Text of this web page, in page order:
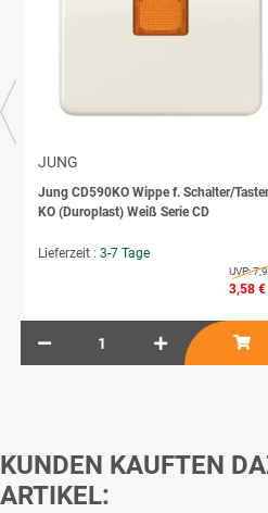
JUNG
Jung CD590KO Wippe f. Schalter/Taster
KO (Duroplast) Weiß Serie CD
Lieferzeit : 3-7 Tage
UVP:
3,58 €
KUNDEN KAUFTEN
ARTIKEL: